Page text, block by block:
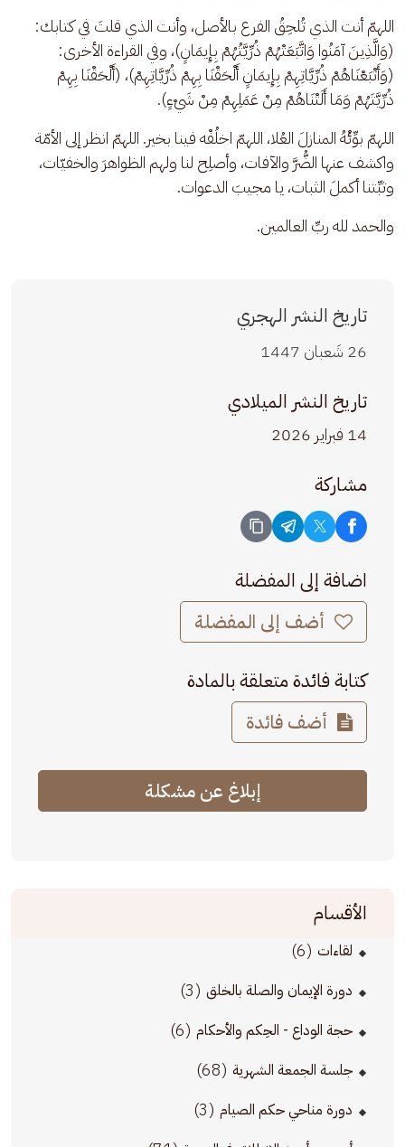
اللهمّ أنت الذي تُلحِقُ الفرع بالأصل، وأنت الذي قلتَ في كتابك:
(وَالَّذِينَ آمَنُوا وَاتَّبَعَتْهُمْ ذُرِّيَّتُهُمْ بِإِيمَانٍ)، وفي القراءة الأخرى:
(وَأَتْبَعْنَاهُمْ ذُرِّيَّاتِهِمْ بِإِيمَانٍ أَلْحَقْنَا بِهِمْ ذُرِّيَّاتِهِمْ)، (أَلْحَقْنَا بِهِمْ
ذُرِّيَّتَهُمْ وَمَا أَلَتْنَاهُمْ مِنْ عَمَلِهِمْ مِنْ شَيْءٍ).
اللهمّ بوِّئْهُ المنازلَ العُلا، اللهمّ اخلُفْه فينا بخير. اللهمّ انظر إلى الأمّة
واكشف عنها الضُّرَّ والآفات، وأصلِح لنا ولهم الظواهرَ والخفيّات،
وثبِّتنا أكملَ الثبات، يا مجيبَ الدعوات.
والحمد لله ربِّ العالمين.
تاريخ النشر الهجري
26 شَعبان 1447
تاريخ النشر الميلادي
14 فبراير 2026
مشاركة
اضافة إلى المفضلة
أضف إلى المفضلة
كتابة فائدة متعلقة بالمادة
أضف فائدة
إبلاغ عن مشكلة
الأقسام
لقاءات (6)
دورة الإيمان والصلة بالخلق (3)
حجة الوداع - الحِكم والأحكام (6)
جلسة الجمعة الشهرية (68)
دورة مناحي حكم الصيام (3)